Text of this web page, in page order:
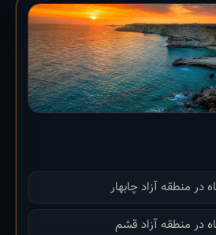
منطقه آزاد چابهار
در منطقه آزاد قشم